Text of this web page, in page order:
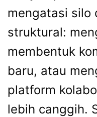
mengatasi silo
struktural:
membentuk
baru, atau
platform
lebih canggih.